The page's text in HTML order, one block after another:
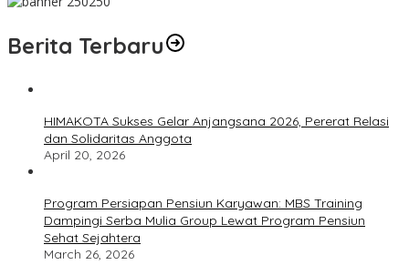
Berita Terbaru
HIMAKOTA Sukses Gelar Anjangsana 2026, Pererat Relasi
dan Solidaritas Anggota
April 20, 2026
Program Persiapan Pensiun Karyawan: MBS Training
Dampingi Serba Mulia Group Lewat Program Pensiun
Sehat Sejahtera
March 26, 2026